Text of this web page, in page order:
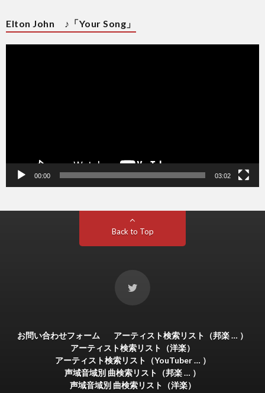
Elton John ♪「Your Song」
動
00:00 03:02
Back to Top
お問い合わせフォーム
アーティスト検索リスト（邦楽 … ）
アーティスト検索リスト（洋楽）
アーティスト検索リスト（YouTuber … ）
声域音域別 曲検索リスト（邦楽 … ）
声域音域別 曲検索リスト（洋楽）